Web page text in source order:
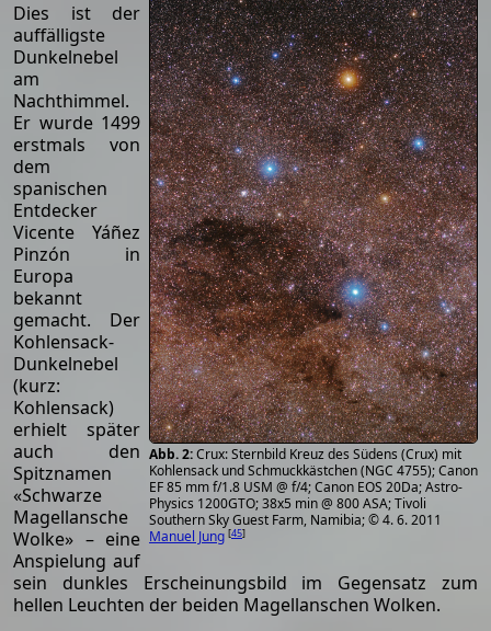
Crux: Sternbild Kreuz des Südens (Crux) mit
Kohlensack und Schmuckkästchen (NGC 4755); Canon
EF 85 mm f/1.8 USM @ f/4; Canon EOS 20Da; Astro-
Physics 1200GTO; 38x5 min @ 800 ASA; Tivoli
Southern Sky Guest Farm, Namibia; © 4. 6. 2011
Manuel Jung [45]
Dies ist der
auffälligste
Dunkelnebel
am
Nachthimmel.
Er wurde 1499
erstmals von
dem
spanischen
Entdecker
Vicente Yáñez
Pinzón in
Europa
bekannt
gemacht. Der
Kohlensack-
Dunkelnebel
(kurz:
Kohlensack)
erhielt später
auch den
Spitznamen
«Schwarze
Magellansche
Wolke» – eine
Anspielung auf
sein dunkles Erscheinungsbild im Gegensatz zum
hellen Leuchten der beiden Magellanschen Wolken.